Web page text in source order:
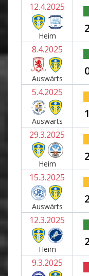
12.4.2025
Heim
8.4.2025
Auswärts
5.4.2025
Auswärts
29.3.2025
Heim
15.3.2025
Auswärts
12.3.2025
Heim
9.3.2025